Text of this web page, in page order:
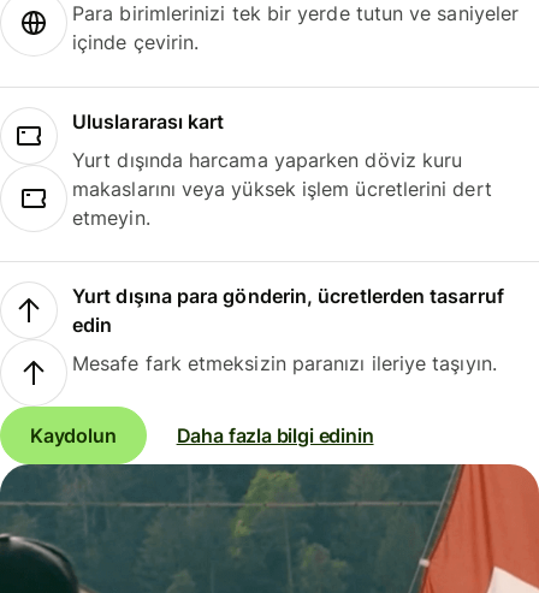
Para birimlerinizi tek bir yerde tutun ve saniyeler
içinde çevirin.
Uluslararası kart
Yurt dışında harcama yaparken döviz kuru
makaslarını veya yüksek işlem ücretlerini dert
etmeyin.
Yurt dışına para gönderin, ücretlerden tasarruf
edin
Mesafe fark etmeksizin paranızı ileriye taşıyın.
Kaydolun Daha fazla bilgi edinin